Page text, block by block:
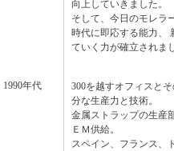
向上していきました。
そして、今日のモレラ
時代に即応する能力、
ていく力が確立されま
1990年代
300を越すオフィスと
分な生産力と技術。
金属ストラップの生産
ＥＭ供給。
スペイン、フランス、